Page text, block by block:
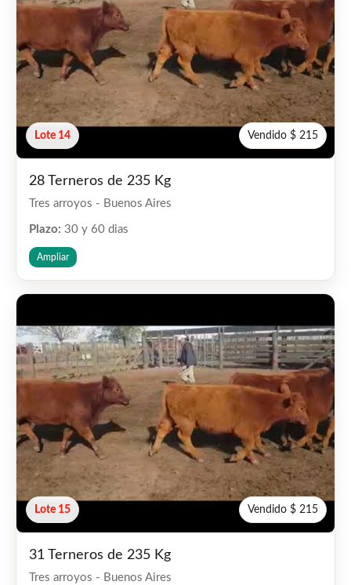
Lote 14 Vendido $ 215
28 Terneros de 235 Kg
Tres arroyos - Buenos Aires
Plazo: 30 y 60 dias
Ampliar
Lote 15 Vendido $ 215
31 Terneros de 235 Kg
Tres arroyos - Buenos Aires